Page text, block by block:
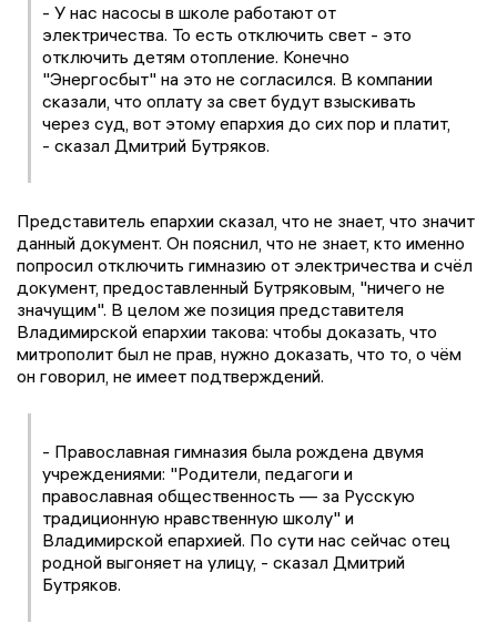
- У нас насосы в школе работают от
электричества. То есть отключить свет - это
отключить детям отопление. Конечно
"Энергосбыт" на это не согласился. В компании
сказали, что оплату за свет будут взыскивать
через суд, вот этому епархия до сих пор и платит,
- сказал Дмитрий Бутряков.
Представитель епархии сказал, что не знает, что значит
данный документ. Он пояснил, что не знает, кто именно
попросил отключить гимназию от электричества и счёл
документ, предоставленный Бутряковым, "ничего не
значущим". В целом же позиция представителя
Владимирской епархии такова: чтобы доказать, что
митрополит был не прав, нужно доказать, что то, о чём
он говорил, не имеет подтверждений.
- Православная гимназия была рождена двумя
учреждениями: "Родители, педагоги и
православная общественность — за Русскую
традиционную нравственную школу" и
Владимирской епархией. По сути нас сейчас отец
родной выгоняет на улицу, - сказал Дмитрий
Бутряков.